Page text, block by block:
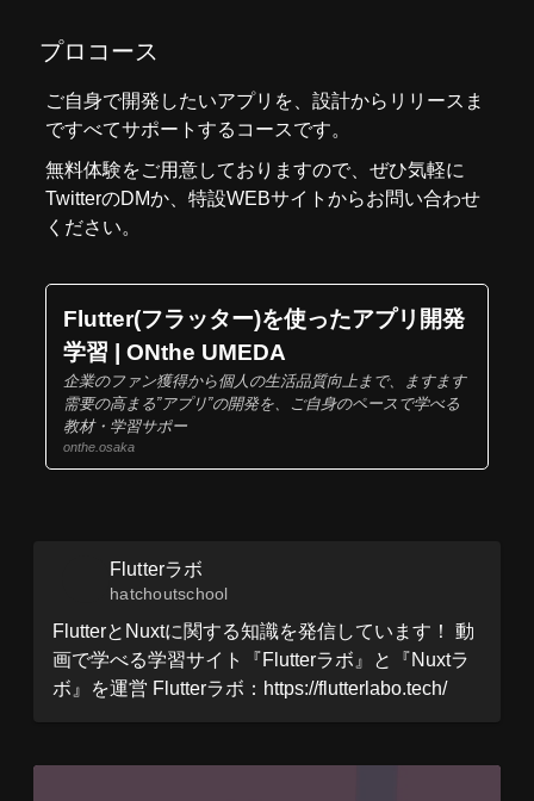
プロコース
ご自身で開発したいアプリを、設計からリリースま
ですべてサポートするコースです。
無料体験をご用意しておりますので、ぜひ気軽に
TwitterのDMか、 特設WEBサイト からお問い合わせ
ください。
Flutter(フラッター)を使ったアプリ開発
学習 | ONthe UMEDA
企業のファン獲得から個人の生活品質向上まで、ますます
需要の高まる”アプリ”の開発を、ご自身のペースで学べる
教材・学習サポー
onthe.osaka
Flutterラボ
hatchoutschool
FlutterとNuxtに関する知識を発信しています！ 動
画で学べる学習サイト『Flutterラボ』と『Nuxtラ
ボ』を運営 Flutterラボ：https://flutterlabo.tech/